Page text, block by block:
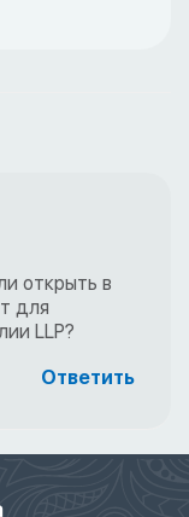
открыть в
для
LLP?
Ответить